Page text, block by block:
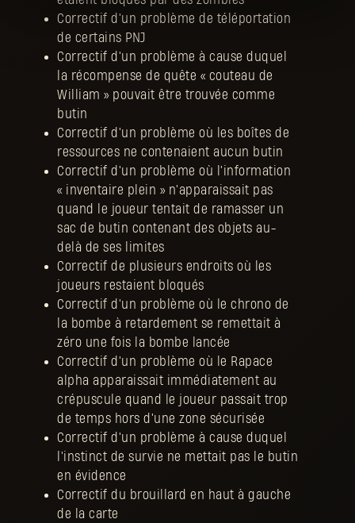
Correctif d'un problème de téléportation
de certains PNJ
Correctif d'un problème à cause duquel
la récompense de quête « couteau de
William » pouvait être trouvée comme
butin
Correctif d'un problème où les boîtes de
ressources ne contenaient aucun butin
Correctif d'un problème où l'information
« inventaire plein » n'apparaissait pas
quand le joueur tentait de ramasser un
sac de butin contenant des objets au-
delà de ses limites
Correctif de plusieurs endroits où les
joueurs restaient bloqués
Correctif d'un problème où le chrono de
la bombe à retardement se remettait à
zéro une fois la bombe lancée
Correctif d'un problème où le Rapace
alpha apparaissait immédiatement au
crépuscule quand le joueur passait trop
de temps hors d'une zone sécurisée
Correctif d'un problème à cause duquel
l'instinct de survie ne mettait pas le butin
en évidence
Correctif du brouillard en haut à gauche
de la carte